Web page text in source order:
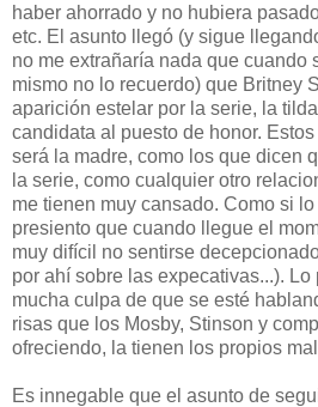
haber ahorrado y no hubiera
etc. El asunto llegó (y sigue
no me extrañaría nada que cuando
mismo no lo recuerdo) que Britney
aparición estelar por la serie, la
candidata al puesto de honor.
será la madre, como los que dicen
la serie, como cualquier otro
me tienen muy cansado. Como si
presiento que cuando llegue el
muy difícil no sentirse
por ahí sobre las expecativas...).
mucha culpa de que se esté
risas que los Mosby, Stinson y
ofreciendo, la tienen los propios
Es innegable que el asunto de